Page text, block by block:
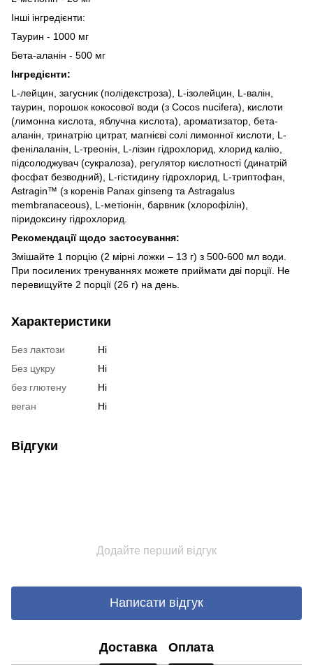
Інші інгредієнти:
Таурин - 1000 мг
Бета-аланін - 500 мг
Інгредієнти:
L-лейцин, загусник (полідекстроза), L-ізолейцин, L-валін,
таурин, порошок кокосової води (з Cocos nucifera), кислоти
(лимонна кислота, яблучна кислота), ароматизатор, бета-
аланін, тринатрію цитрат, магнієві солі лимонної кислоти, L-
фенілаланін, L-треонін, L-лізин гідрохлорид, хлорид калію,
підсолоджувач (сукралоза), регулятор кислотності (динатрій
фосфат безводний), L-гістидину гідрохлорид, L-триптофан,
Astragin™ (з коренів Panax ginseng та Astragalus
membranaceous), L-метіонін, барвник (хлорофілін),
піридоксину гідрохлорид.
Рекомендації щодо застосування:
Змішайте 1 порцію (2 мірні ложки – 13 г) з 500-600 мл води.
При посилених тренуваннях можете приймати дві порції. Не
перевищуйте 2 порції (26 г) на день.
Характеристики
Без лактози
Ні
Без цукру
Ні
без глютену
Ні
веган
Ні
Відгуки
Додайте перший відгук
Написати відгук
Доставка Оплата